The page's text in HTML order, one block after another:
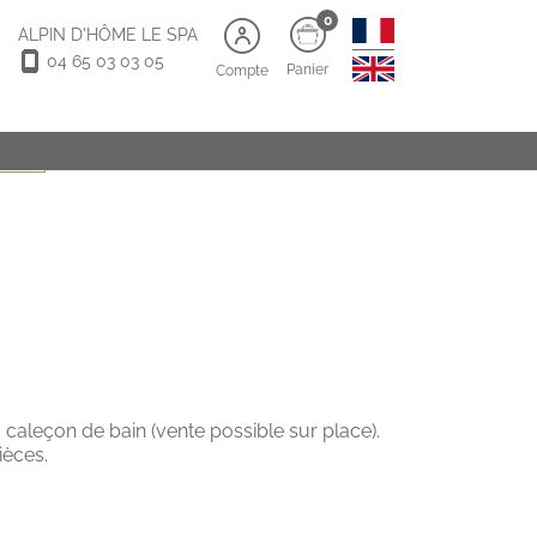
ALPIN D'HÔME LE SPA
04 65 03 03 05
Compte
0
Panier
de bain (vente possible sur place).